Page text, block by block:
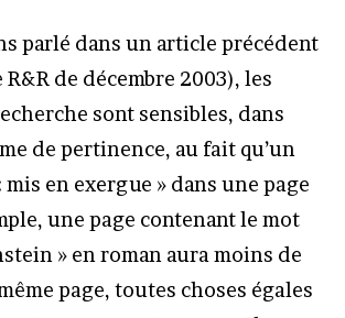
parlé dans un article précédent
de décembre 2003), les
sont sensibles, dans
de pertinence, au fait qu’un
en exergue » dans une page
une page contenant le mot
» en roman aura moins de
page, toutes choses égales